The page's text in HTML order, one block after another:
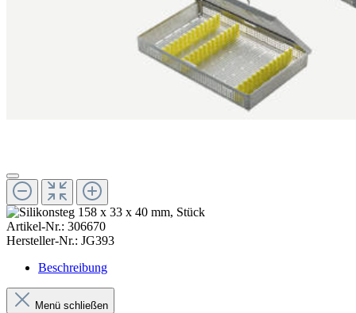
Artikel-Nr.: 306670
Hersteller-Nr.: JG393
Beschreibung
Menü schließen